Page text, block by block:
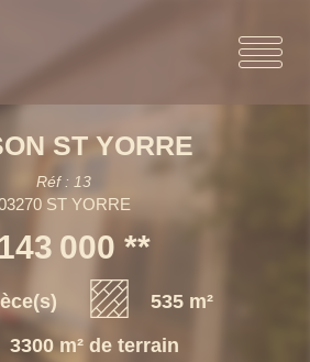
ST YORRE
Réf : 13
ST YORRE
000 **
535 m²
3300 m² de terrain